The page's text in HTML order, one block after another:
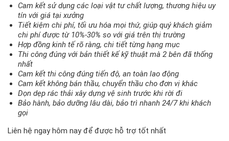
Cam kết sử dụng các loại vật tư chất lượng, thương hiệu uy
tín với giá tại xưởng
Tiết kiệm chi phí, tối ưu hóa mọi thứ, giúp quý khách giảm
chi phí được từ 10%-30% so với giá trên thị trường
Hợp đồng kinh tế rõ ràng, chi tiết từng hạng mục
Thi công đúng với bản thiết kế kỹ thuật mà 2 bên đã thống
nhất
Cam kết thi công đúng tiến độ, an toàn lao động
Cam kết không bán thầu, chuyển thầu cho đơn vị khác
Dọn dẹp rác thải xây dựng vệ sinh trước khi rời đi
Bảo hành, bảo dưỡng lâu dài, bảo trì nhanh 24/7 khi khách
gọi
Liên hệ ngay hôm nay để được hỗ trợ tốt nhất